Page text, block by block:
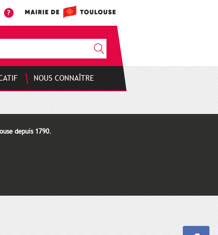
NOUS CONNAÎTRE
depuis 1790.